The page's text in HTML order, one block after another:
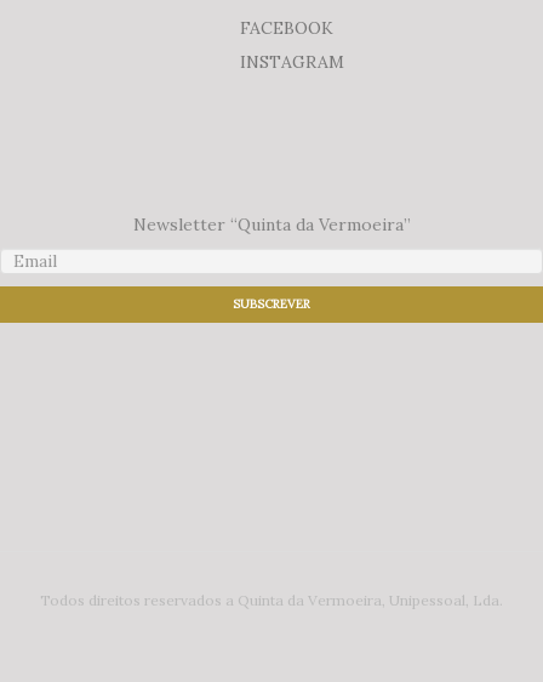
FACEBOOK
INSTAGRAM
Newsletter “Quinta da Vermoeira”
Todos direitos reservados a Quinta da Vermoeira, Unipessoal, Lda.